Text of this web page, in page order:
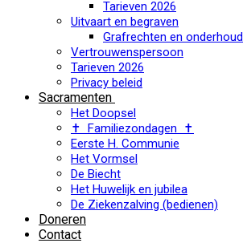
Tarieven 2026
Uitvaart en begraven
Grafrechten en onderhoud
Vertrouwenspersoon
Tarieven 2026
Privacy beleid
Sacramenten
Het Doopsel
✝ Familiezondagen ✝
Eerste H. Communie
Het Vormsel
De Biecht
Het Huwelijk en jubilea
De Ziekenzalving (bedienen)
Doneren
Contact